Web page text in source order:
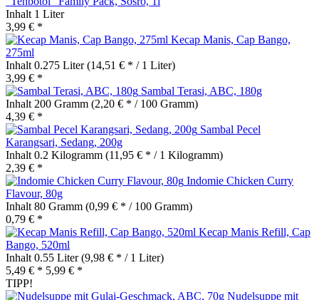
Inhalt 1 Liter
3,99 € *
Kecap Manis, Cap Bango,
275ml
Inhalt 0.275 Liter(14,51 € * / 1 Liter)
3,99 € *
Sambal Terasi, ABC, 180g
Inhalt 200 Gramm (2,20 € * / 100 Gramm)
4,39 € *
Sambal Pecel
Karangsari, Sedang, 200g
Inhalt 0.2 Kilogramm (11,95 € * / 1 Kilogramm)
2,39 € *
Indomie Chicken Curry
Flavour, 80g
Inhalt 80 Gramm (0,99 € * / 100 Gramm)
0,79 € *
Kecap Manis Refill, Cap
Bango, 520ml
Inhalt 0.55 Liter(9,98 € * / 1 Liter)
5,49 € * 5,99 € *
TIPP!
Nudelsuppe mit